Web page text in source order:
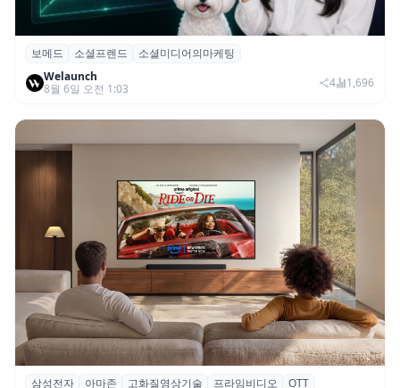
보메드 ‘소셜프렌드’, 유튜브·인스타 등 6개
SNS 마케팅 통합 지원
보메드 소셜프렌드
소셜미디어의마케팅
Welaunch
8월 6일 오전 1:03
4 1,696
삼성전자 아마존 고화질영상기술 프라임비디오
OTT